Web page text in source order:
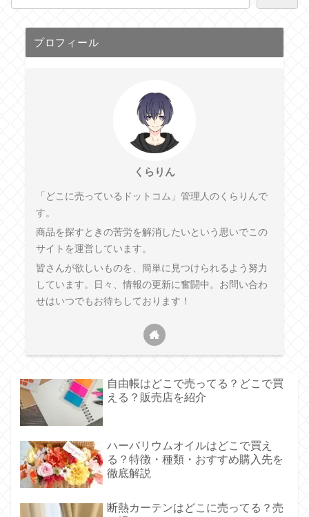
プロフィール
くらりん
「どこに売っているドットコム」管理人のくらりんで
す。
商品を探すときの苦労を解消したいという思いでこの
サイトを運営しています。
皆さんが欲しいものを、簡単に見つけられるよう努力
しています。日々、情報の更新に奮闘中。お問い合わ
せはいつでもお待ちしております！
自由帳はどこで売ってる？どこで買
える？販売店を紹介
ハーバリウムオイルはどこで買え
る？特徴・種類・おすすめ購入先を
徹底解説
断熱カーテンはどこに売ってる？売